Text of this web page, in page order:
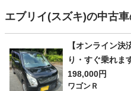
エブリイ(スズキ)の中古
【オンライン
り・すぐ乗れま
198,000円
ワゴンＲ